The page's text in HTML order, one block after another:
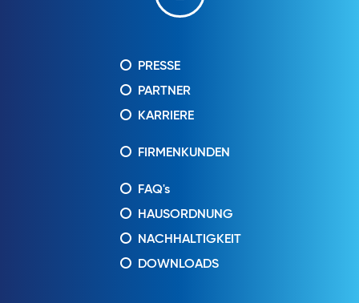
PRESSE
PARTNER
KARRIERE
FIRMENKUNDEN
FAQ's
HAUSORDNUNG
NACHHALTIGKEIT
DOWNLOADS